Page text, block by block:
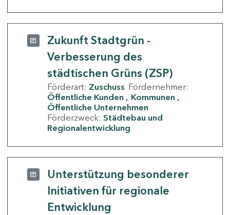
Zukunft Stadtgrün -
Verbesserung des
städtischen Grüns (ZSP)
Förderart: Zuschuss Fördernehmer:
Öffentliche Kunden
Kommunen
Öffentliche Unternehmen
Förderzweck: Städtebau und
Regionalentwicklung
Unterstützung besonderer
Initiativen für regionale
Entwicklung